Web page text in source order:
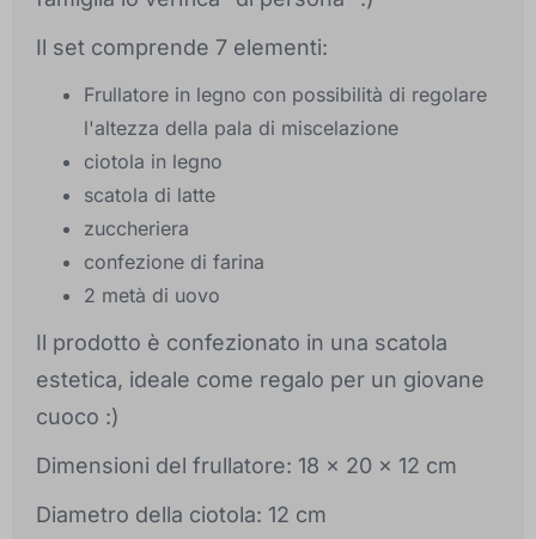
Il set comprende 7 elementi:
Frullatore in legno con possibilità di regolare
l'altezza della pala di miscelazione
ciotola in legno
scatola di latte
zuccheriera
confezione di farina
2 metà di uovo
Il prodotto è confezionato in una scatola
estetica, ideale come regalo per un giovane
cuoco :)
Dimensioni del frullatore: 18 x 20 x 12 cm
Diametro della ciotola: 12 cm